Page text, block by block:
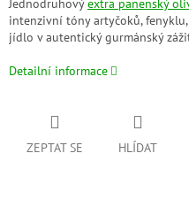
Jednodruhovýextra panenský
intenzivní tóny artyčoků,
jídlo v autentický gurmánský
Detailní informace
ZEPTAT SE HLÍDAT